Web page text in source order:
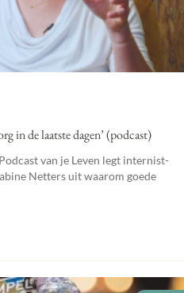
in de laatste dagen’ (podcast)
van je Leven legt internist-
Netters uit waarom goede